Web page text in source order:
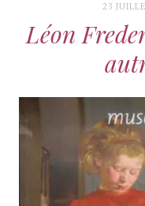
23
Léon